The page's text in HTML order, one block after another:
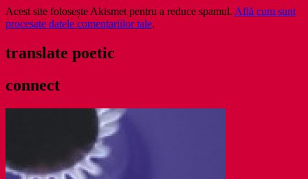
Acest site folosește Akismet pentru a reduce spamul. Află cum sunt
procesate datele comentariilor tale.
translate poetic
connect